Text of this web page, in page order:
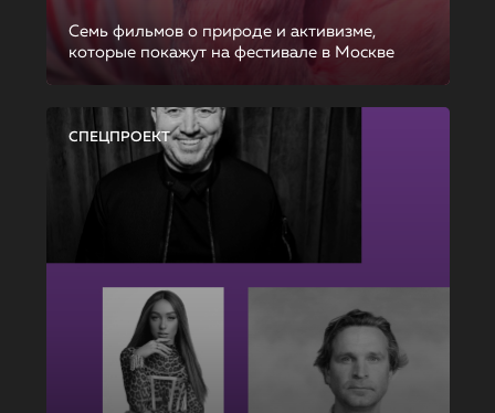
Семь фильмов о природе и активизме,
которые покажут на фестивале в Москве
СПЕЦПРОЕКТ